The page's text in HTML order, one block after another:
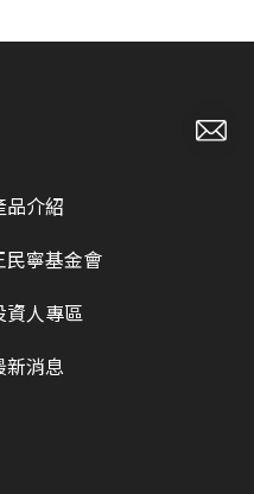
品介紹
民寧基金會
資人專區
新消息